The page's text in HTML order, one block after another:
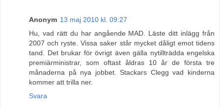
Anonym 13 maj 2010 kl. 09:27
Hu, vad rätt du har angående MAD. Läste ditt inlägg från
2007 och ryste. Vissa saker står mycket dåligt emot tidens
tand. Det brukar för övrigt även gälla nytillträdda engelska
premiärministrar, som oftast åldras 10 år de första tre
månaderna på nya jobbet. Stackars Clegg vad kinderna
kommer att trilla ner.
Svara